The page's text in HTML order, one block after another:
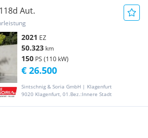
Aut.
2021 EZ
50.323 km
150 PS (110 kW)
Sintschnig & Soria GmbH | Klagenfurt
9020 Klagenfurt, 01.Bez.:Innere Stadt
€ 26.500